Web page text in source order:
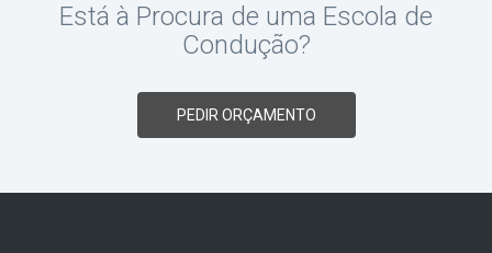
Está à Procura de uma Escola de
Condução?
PEDIR ORÇAMENTO